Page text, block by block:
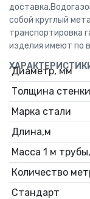
собой круглый
транспортировка
изделия имеют по
Диаметр, мм
Толщина
Марка стали
Длина,м
Масса 1 м
Количество
Стандарт